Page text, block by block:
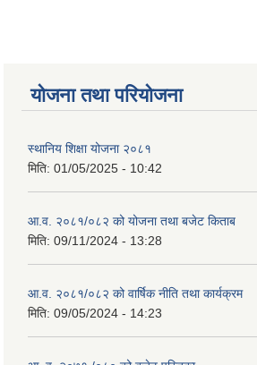
योजना तथा परियोजना
स्थानिय शिक्षा योजना २०८१
मिति: 01/05/2025 - 10:42
आ.व. २०८१/०८२ को योजना तथा बजेट किताब
मिति: 09/11/2024 - 13:28
आ.व. २०८१/०८२ को वार्षिक नीति तथा कार्यक्रम
मिति: 09/05/2024 - 14:23